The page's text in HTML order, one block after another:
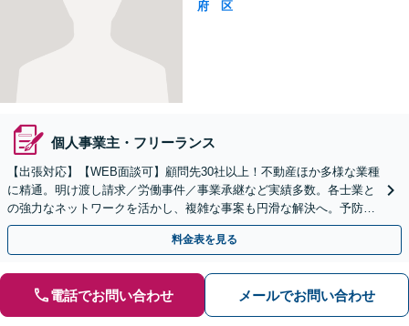
府
区
個人事業主・フリーランス
【出張対応】【WEB面談可】顧問先30社以上！不動産ほか多様な業種
に精通。明け渡し請求／労働事件／事業承継など実績多数。各士業と
の強力なネットワークを活かし、複雑な事案も円滑な解決へ。予防法
務から紛争案件まで幅広くサポート【休日・夜間対応】
料金表を見る
電話でお問い合わせ メールでお問い合わせ